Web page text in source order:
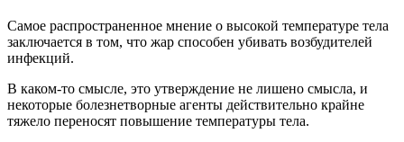
Самое распространенное мнение о высокой температуре тела
заключается в том, что жар способен убивать возбудителей
инфекций.
В каком-то смысле, это утверждение не лишено смысла, и
некоторые болезнетворные агенты действительно крайне
тяжело переносят повышение температуры тела.